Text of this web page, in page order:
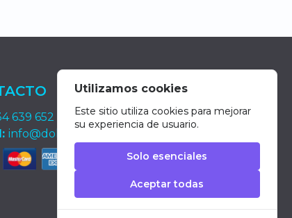
639 652 400
info@dolphin-excursions-gran-canaria.com
Utilizamos cookies
Este sitio utiliza cookies para mejorar
su experiencia de usuario.
Solo esenciales
Aceptar todas